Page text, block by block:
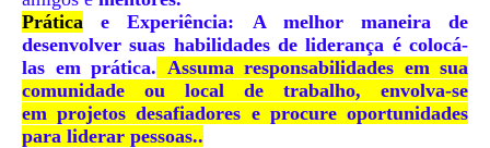
Prática eExperiência: A melhor maneira de
desenvolver suas habilidades de liderança é colocá-
las em prática. Assuma responsabilidades em sua
comunidade ou local de trabalho, envolva-se
em projetos desafiadores e procureoportunidades
para liderar pessoas..